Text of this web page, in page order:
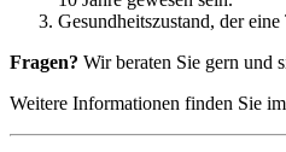
Gesundheitszustand, der
Fragen? Wir beraten Sie gern und
Weitere Informationen finden Sie im